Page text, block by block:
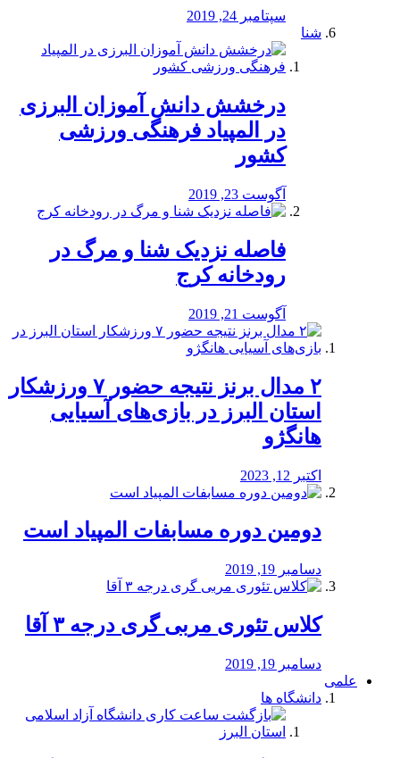
سپتامبر 24, 2019
شنا
درخشش دانش آموزان البرزی
در المپیاد فرهنگی ورزشی
کشور
آگوست 23, 2019
️فاصله نزدیک شنا و مرگ در
رودخانه کرج
آگوست 21, 2019
۲ مدال برنز نتیجه حضور ۷ ورزشکار
استان البرز در بازی‌های آسیایی
هانگژو
اکتبر 12, 2023
دومین دوره مسابفات المپیاد است
دسامبر 19, 2019
کلاس تئوری مربی گری درجه ۳ آقا
دسامبر 19, 2019
علمی
دانشگاه ها